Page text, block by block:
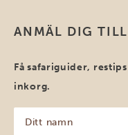
ANMÄL DIG
Få safariguider,
inkorg.
namn